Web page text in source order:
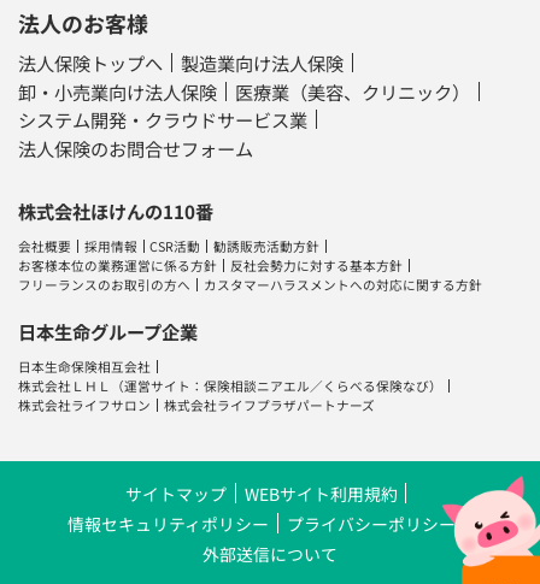
法人のお客様
法人保険トップへ
製造業向け法人保険
卸・小売業向け法人保険
医療業（美容、クリニック）
システム開発・クラウドサービス業
法人保険のお問合せフォーム
株式会社ほけんの110番
会社概要 採用情報 CSR活動
勧誘販売活動方針
お客様本位の業務運営に係る方針
反社会勢力に対する基本方針
フリーランスのお取引の方へ
カスタマーハラスメントへの対応に関する方針
日本生命グループ企業
日本生命保険相互会社
株式会社ＬＨＬ
（運営サイト：保険相談ニアエル ／ くらべる保険なび）
株式会社ライフサロン
株式会社ライフプラザパートナーズ
サイトマップ
WEBサイト利用規約
情報セキュリティポリシー
プライバシーポリシー
外部送信について